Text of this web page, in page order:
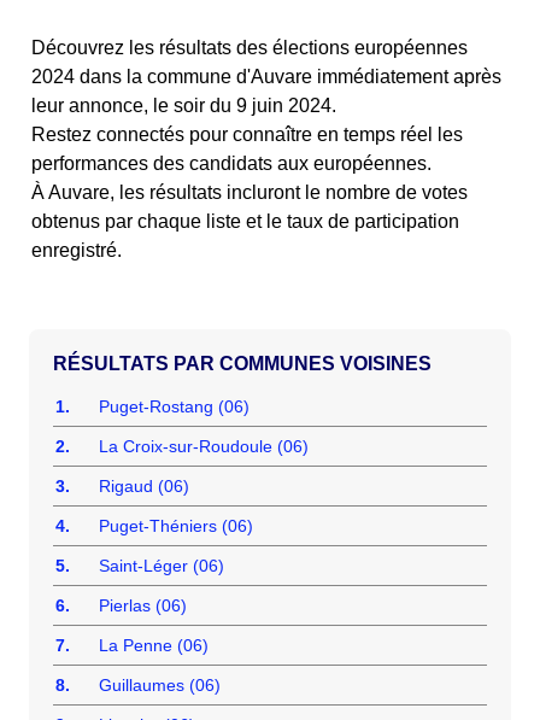
Découvrez les résultats des élections européennes
2024 dans la commune d'Auvare immédiatement après
leur annonce, le soir du 9 juin 2024.
Restez connectés pour connaître en temps réel les
performances des candidats aux européennes.
À Auvare, les résultats incluront le nombre de votes
obtenus par chaque liste et le taux de participation
enregistré.
COMMUNES VOISINES
1. Puget-Rostang (06)
2. La Croix-sur-Roudoule (06)
3. Rigaud (06)
4. Puget-Théniers (06)
5. Saint-Léger (06)
6. Pierlas (06)
7. La Penne (06)
8. Guillaumes (06)